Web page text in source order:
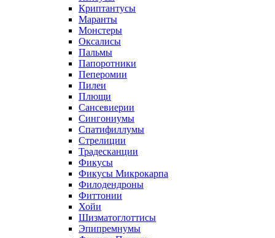
Криптантусы
Маранты
Монстеры
Оксалисы
Пальмы
Папоротники
Пеперомии
Пилеи
Плющи
Сансевиерии
Сингониумы
Спатифиллумы
Стрелиции
Традесканции
Фикусы
Фикусы Микрокарпа
Филодендроны
Фиттонии
Хойи
Шизматоглоттисы
Эпипремнумы